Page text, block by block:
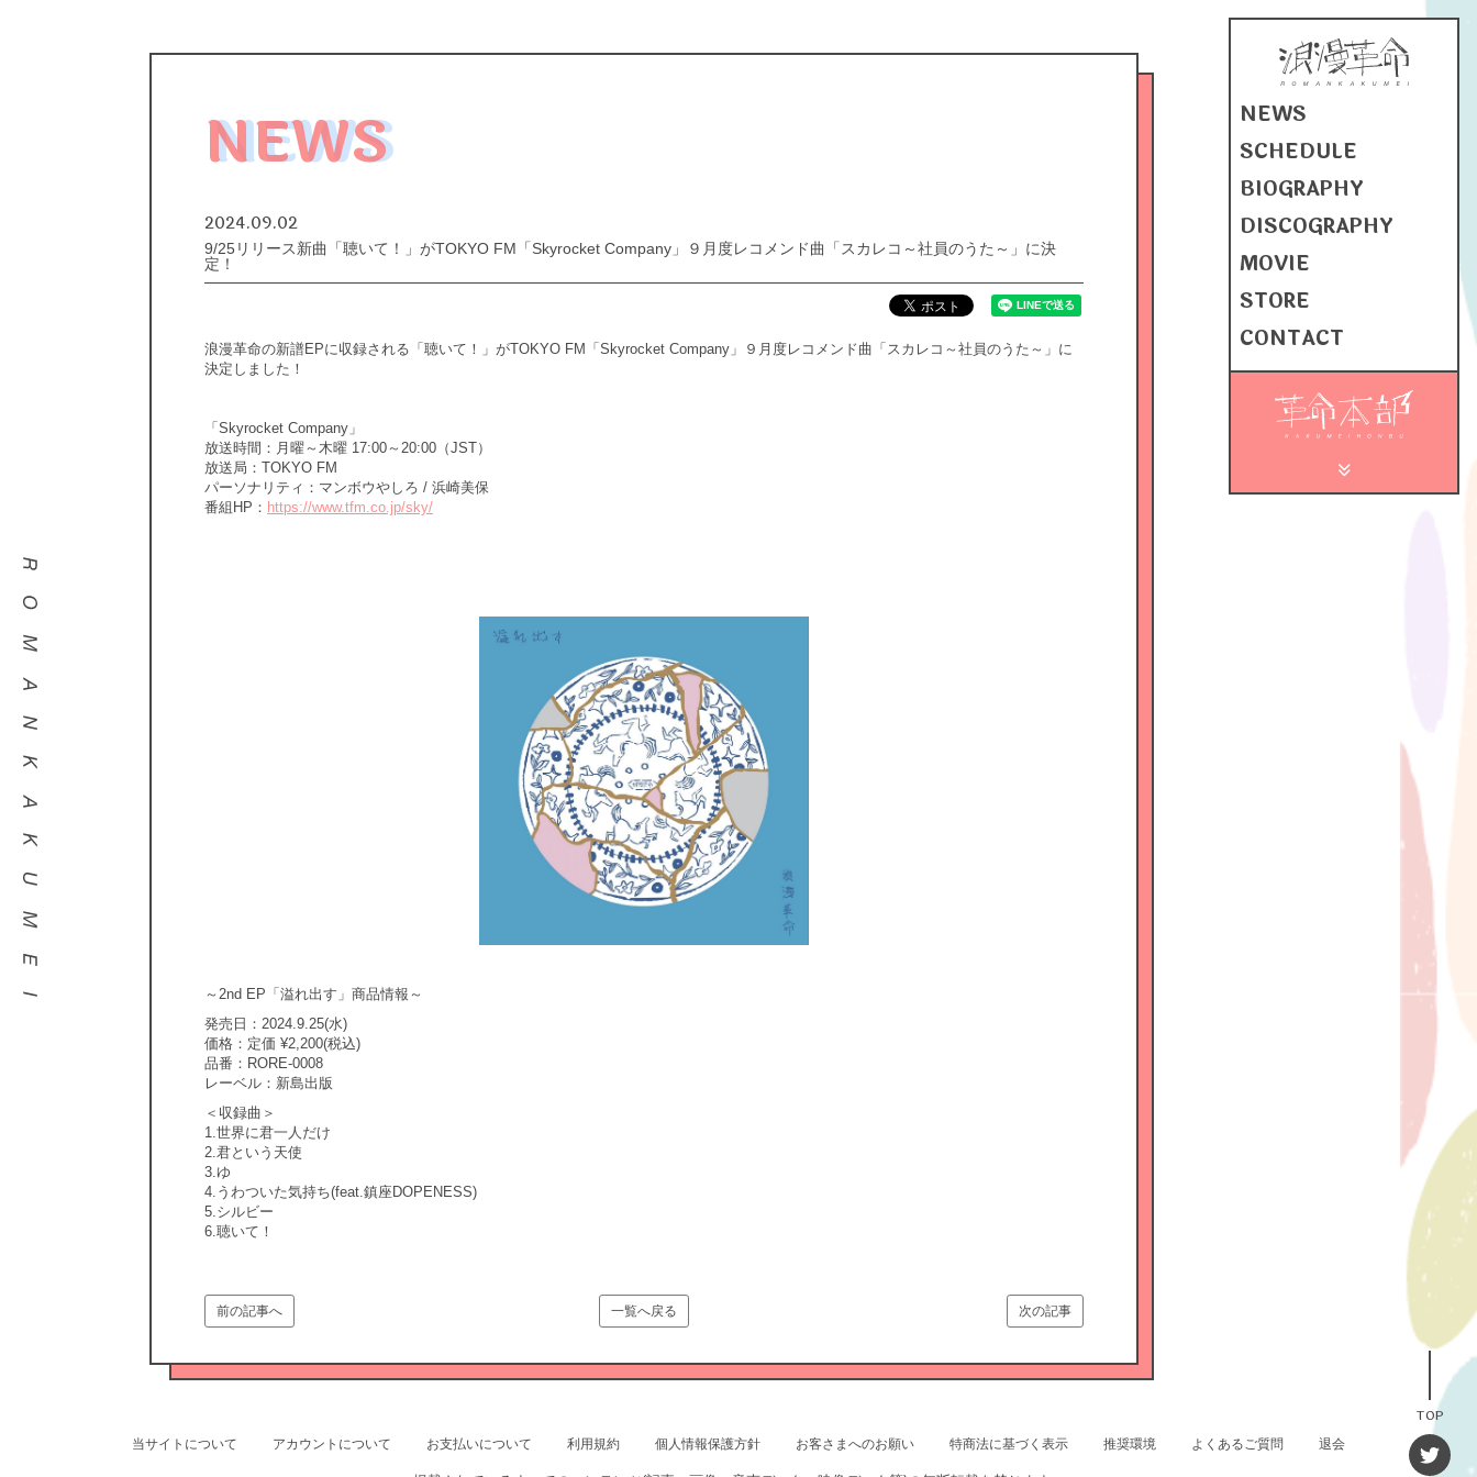
NEWS
SCHEDULE
BIOGRAPHY
DISCOGRAPHY
MOVIE
STORE
CONTACT
MEMBER'S
MOVIE
SPECIAL
MAGAZINE
NEWS
2024.09.02
9/25リリース新曲「聴いて！」がTOKYO FM「Skyrocket Company」９月度レコメンド曲「スカレコ～社員のうた～」に決
定！
浪漫革命の新譜EPに収録される「聴いて！」がTOKYO FM「Skyrocket Company」９月度レコメンド曲「スカレコ～社員のうた～」に
決定しました！
「Skyrocket Company」
放送時間：月曜～木曜 17:00～20:00（JST）
放送局：TOKYO FM
パーソナリティ：マンボウやしろ / 浜崎美保
番組HP： https://www.tfm.co.jp/sky/
～2nd EP「溢れ出す」商品情報～
発売日：2024.9.25(水)
価格：定価 ¥2,200(税込)
品番：RORE-0008
レーベル：新島出版
＜収録曲＞
1.世界に君一人だけ
2.君という天使
3.ゆ
4.うわついた気持ち(feat.鎮座DOPENESS)
5.シルビー
6.聴いて！
次の記事
一覧へ戻る
前の記事へ
TOP
当サイトについて アカウントについて お支払いについて 利用規約 個人情報保護方針 お客さまへのお願い 特商法に基づく表示 推奨環境 よくあるご質問 退会